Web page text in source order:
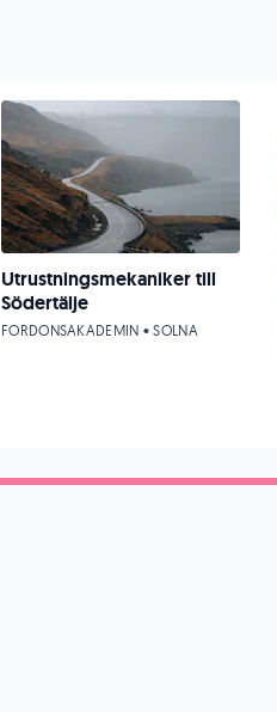
Utrustningsmekaniker till
Södertälje
FORDONSAKADEMIN • SOLNA